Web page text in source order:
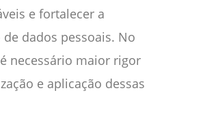
e fortalecer a
dados pessoais. No
necessário maior rigor
e aplicação dessas